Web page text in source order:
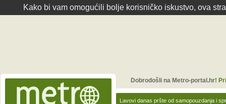
Kako bi vam omogućili bolje korisničko iskustvo, ova
Lavovi danas pršte od samopouzdanja i
Dobrodošli na Metro-portal.hr!